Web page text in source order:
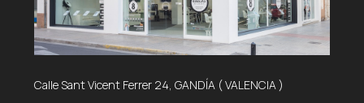
Calle Sant Vicent Ferrer 24, GANDÍA ( VALENCIA )